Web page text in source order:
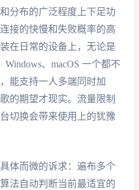
分布的广泛程度上下足功
接的快慢和失败概率的高
在日常的设备上，无论是
、macOS 一个都不
能支持一人多端同时加
的期望才现实。流量限制
切换会带来使用上的犹豫
体而微的诉求：遍布多个
法自动判断当前最适宜的